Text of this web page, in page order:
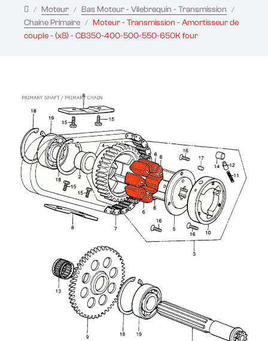
Moteur
Bas Moteur - Vilebrequin - Transmission
Chaine Primaire
Moteur - Transmission - Amortisseur de
couple - (x8) - CB350-400-500-550-650K four